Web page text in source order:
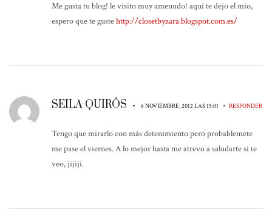
Me gusta tu blog! le visito muy amenudo! aquí te dejo el mio,
espero que te gustehttp://closetbyzara.blogspot.com.es/
SEILA QUIRÓS • 6 NOVIEMBRE, 2012 LAS 15:01 • RESPONDER
Tengo que mirarlo con más detenimiento pero probablemete
me pase el viernes. A lo mejor hasta me atrevo a saludarte si te
veo, jijiji.